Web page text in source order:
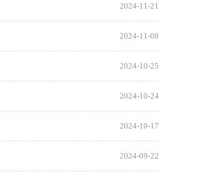
2024-11-21
2024-11-08
2024-10-25
2024-10-24
2024-10-17
2024-09-22